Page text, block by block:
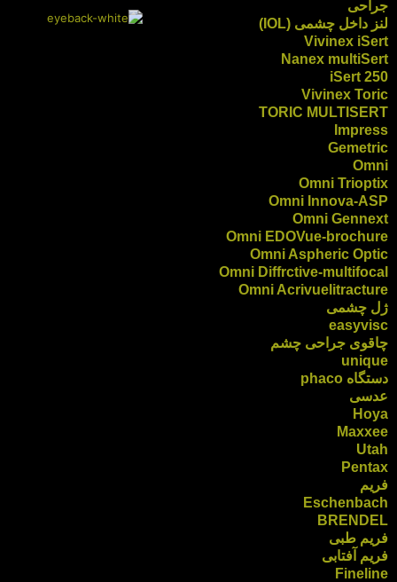
جراحی
لنز داخل چشمی (IOL)
Vivinex iSert
Nanex multiSert
iSert 250
Vivinex Toric
TORIC MULTISERT
Impress
Gemetric
Omni
Omni Trioptix
Omni Innova-ASP
Omni Gennext
Omni EDOVue-brochure
Omni Aspheric Optic
Omni Diffrctive-multifocal
Omni Acrivuelitracture
ژل چشمی
easyvisc
چاقوی جراحی چشم
unique
دستگاه phaco
عدسی
Hoya
Maxxee
Utah
Pentax
فریم
Eschenbach
BRENDEL
فریم طبی
فریم آفتابی
Fineline